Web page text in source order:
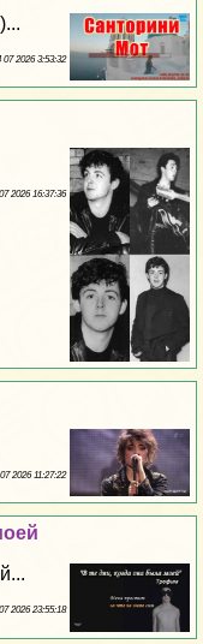
07 2026 3:53:32
2026 16:37:36
2026 11:27:22
2026 23:55:18